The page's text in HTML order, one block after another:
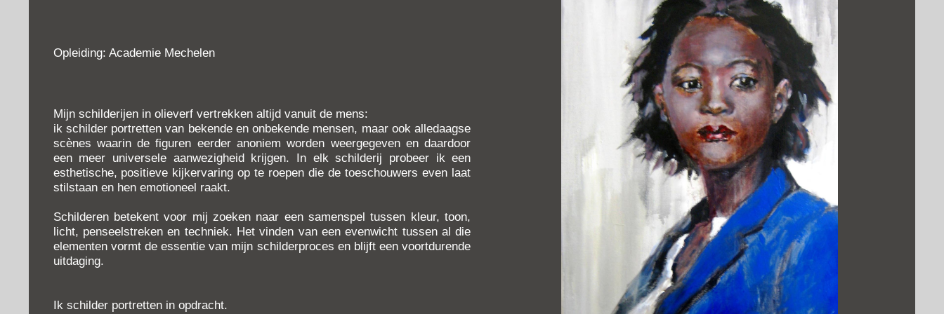
Opleiding: Academie Mechelen
Mijn schilderijen in olieverf vertrekken altijd vanuit de mens:
ik schilder portretten van bekende en onbekende mensen, maar ook alledaagse
scènes waarin de figuren eerder anoniem worden weergegeven en daardoor
een meer universele aanwezigheid krijgen. In elk schilderij probeer ik een
esthetische, positieve kijkervaring op te roepen die de toeschouwers even laat
stilstaan en hen emotioneel raakt.
Schilderen betekent voor mij zoeken naar een samenspel tussen kleur, toon,
licht, penseelstreken en techniek. Het vinden van een evenwicht tussen al die
elementen vormt de essentie van mijn schilderproces en blijft een voortdurende
uitdaging.
Ik schilder portretten in opdracht.